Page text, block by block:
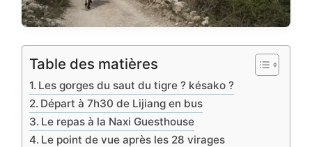
Table des matières
Les gorges du saut du tigre ? késako ?
Départ à 7h30 de Lijiang en bus
Le repas à la Naxi Guesthouse
Le point de vue après les 28 virages